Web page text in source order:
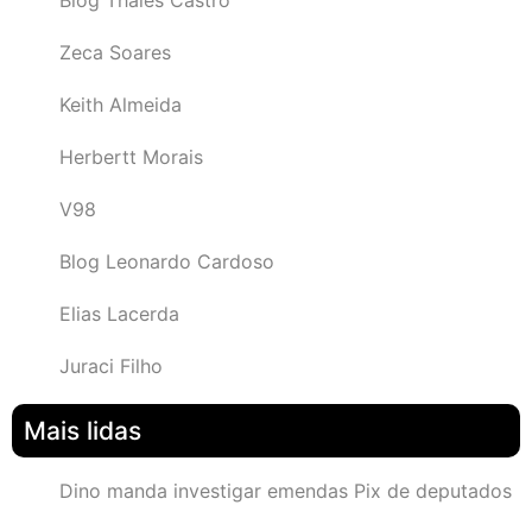
Zeca Soares
Keith Almeida
Herbertt Morais
V98
Blog Leonardo Cardoso
Elias Lacerda
Juraci Filho
Mais lidas
Dino manda investigar emendas Pix de deputados